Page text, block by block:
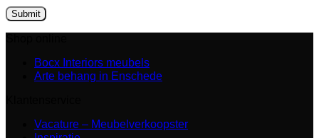
Bocx Interiors meubels
Arte behang in Enschede
Vacature – Meubelverkoopster